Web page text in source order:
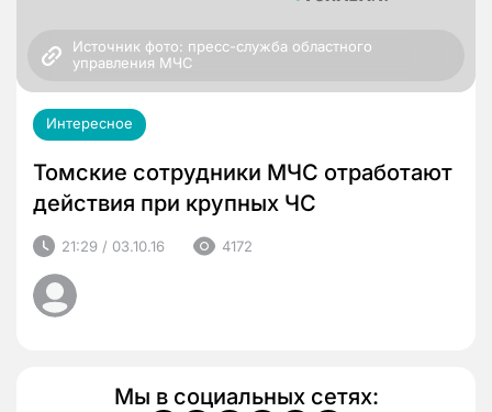
Источник фото: пресс-служба областного
управления МЧС
Интересное
Томские сотрудники МЧС отработают
действия при крупных ЧС
21:29 / 03.10.16 4172
Мы в социальных сетях: